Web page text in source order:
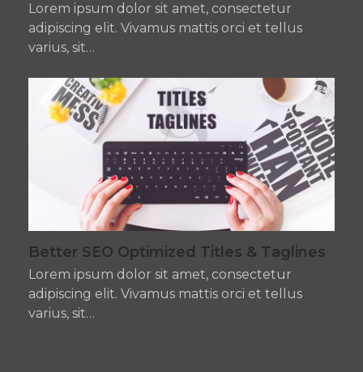
Lorem ipsum dolor sit amet, consectetur
adipiscing elit. Vivamus mattis orci et tellus
varius, sit…
Better SEO Optimized Titles & Taglines
Lorem ipsum dolor sit amet, consectetur
adipiscing elit. Vivamus mattis orci et tellus
varius, sit…